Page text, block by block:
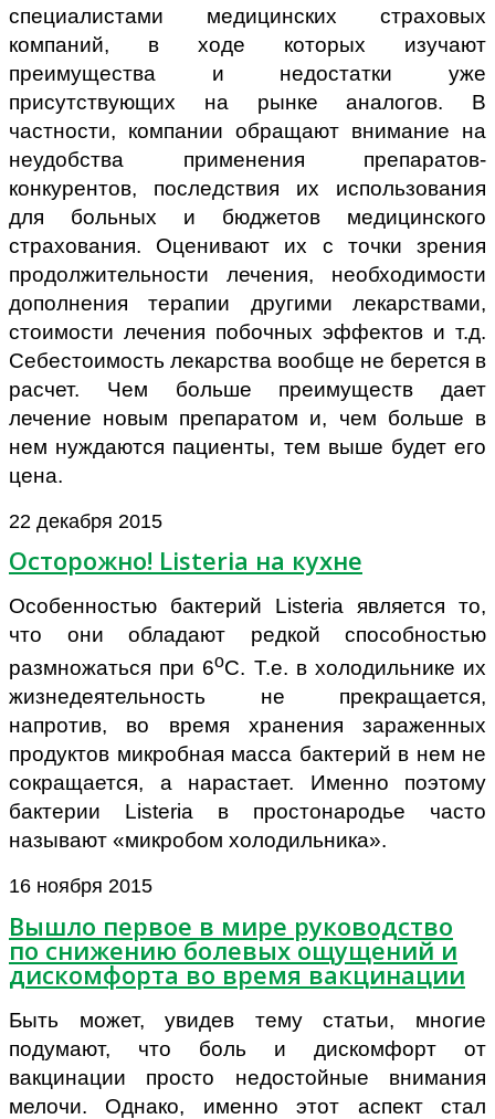
специалистами медицинских страховых
компаний, в ходе которых изучают
преимущества и недостатки уже
присутствующих на рынке аналогов. В
частности, компании обращают внимание на
неудобства применения препаратов-
конкурентов, последствия их использования
для больных и бюджетов медицинского
страхования. Оценивают их с точки зрения
продолжительности лечения, необходимости
дополнения терапии другими лекарствами,
стоимости лечения побочных эффектов и т.д.
Себестоимость лекарства вообще не берется в
расчет. Чем больше преимуществ дает
лечение новым препаратом и, чем больше в
нем нуждаются пациенты, тем выше будет его
цена.
22 декабря 2015
Осторожно! Listeria на кухне
Особенностью бактерий Listeria является то,
что они обладают редкой способностью
размножаться при 6оС. Т.е. в холодильнике их
жизнедеятельность не прекращается,
напротив, во время хранения зараженных
продуктов микробная масса бактерий в нем не
сокращается, а нарастает. Именно поэтому
бактерии Listeria в простонародье часто
называют «микробом холодильника».
16 ноября 2015
Вышло первое в мире руководство
по снижению болевых ощущений и
дискомфорта во время вакцинации
Быть может, увидев тему статьи, многие
подумают, что боль и дискомфорт от
вакцинации просто недостойные внимания
мелочи. Однако, именно этот аспект стал